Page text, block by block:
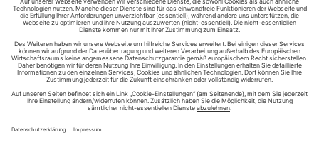
Ihren RSS-Feed veröffentlichen
RSS-Verzeichnis.de © 2003-2026
Impressum
Kontakt
Datenschutzinformation
Cookie-Einstellungen